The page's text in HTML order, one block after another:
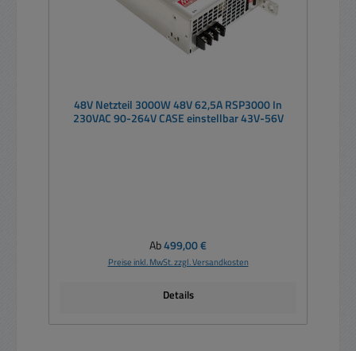
48V Netzteil 3000W 48V 62,5A RSP3000 In
230VAC 90-264V CASE einstellbar 43V-56V
Regulärer Preis:
Ab499,00 €
Preise inkl. MwSt. zzgl. Versandkosten
Details